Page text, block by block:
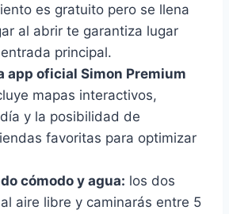
es gratuito pero se llena
al abrir te garantiza lugar
principal.
app oficial Simon Premium
mapas interactivos,
y la posibilidad de
favoritas para optimizar
cómodo y agua: los dos
aire libre y caminarás entre 5